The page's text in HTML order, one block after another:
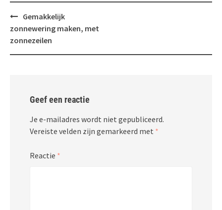
Bericht
navigatie
Gemakkelijk
zonnewering maken, met
zonnezeilen
Geef een reactie
Je e-mailadres wordt niet gepubliceerd.
Vereiste velden zijn gemarkeerd met *
Reactie *